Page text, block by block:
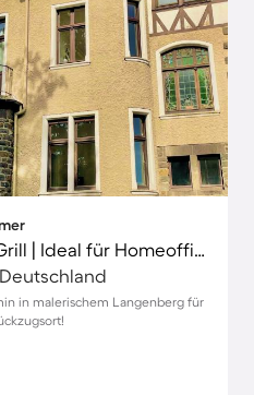
Villa mit Terrasse und Grill | Ideal für Homeoffice
in malerischem Langenberg für